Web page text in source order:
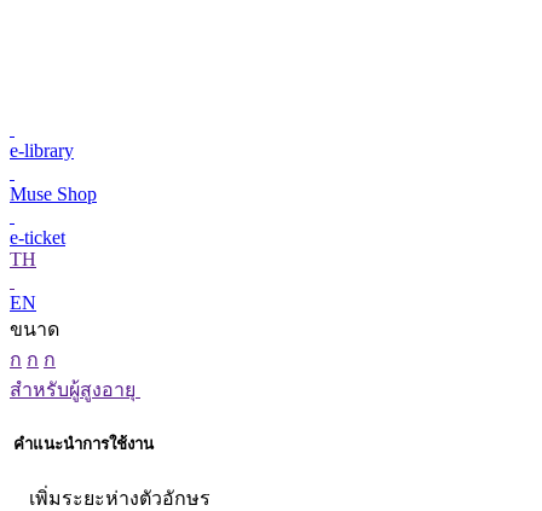
e-library
Muse Shop
e-ticket
TH
EN
ขนาด
ก ก ก
สำหรับผู้สูงอายุ
คำแนะนำการใช้งาน
เพิ่มระยะห่างตัวอักษร